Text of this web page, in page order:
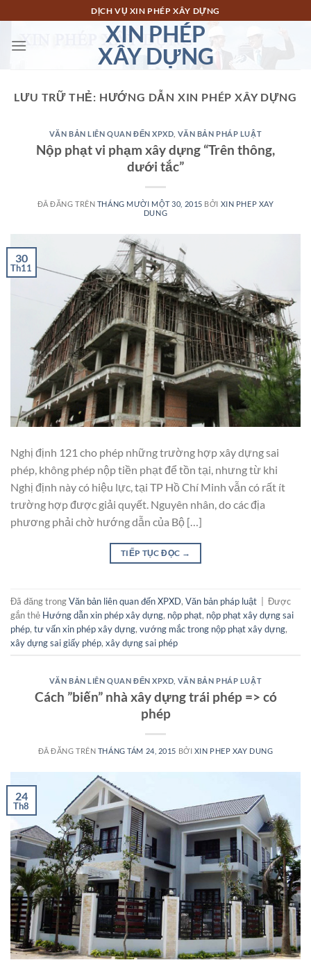
đến
nội
DỊCH VỤ XIN PHÉP XÂY DỰNG
XIN PHÉP
XÂY DỰNG
LƯU TRỮ THẺ: HƯỚNG DẪN XIN PHÉP XÂY DỰNG
VĂN BẢN LIÊN QUAN ĐẾN XPXD VĂN BẢN PHÁP LUẬT
Nộp phạt vi phạm xây dựng “Trên thông,
dưới tắc”
ĐÃ ĐĂNG TRÊN THÁNG MƯỜI MỘT 30, 2015 BỞI XIN PHEP XAY
DUNG
30
Th11
Nghị định 121 cho phép những trường hợp xây dựng sai
phép, không phép nộp tiền phạt để tồn tại, nhưng từ khi
Nghị định này có hiệu lực, tại TP Hồ Chí Minh vẫn có rất ít
trường hợp được giải quyết. Nguyên nhân, do các địa
phương phải chờ hướng dẫn của Bộ […]
TIẾP TỤC ĐỌC →
Đã đăng trongVăn bản liên quan đến XPXD, Văn bản pháp luật
Được
gắn thẻ Hướng dẫn xin phép xây dựng, nộp phạt, nộp phạt xây dựng sai
phép, tư vấn xin phép xây dựng, vướng mắc trong nộp phạt xây dựng,
xây dựng sai giấy phép, xây dựng sai phép
VĂN BẢN LIÊN QUAN ĐẾN XPXD VĂN BẢN PHÁP LUẬT
Cách ”biến” nhà xây dựng trái phép => có
phép
ĐÃ ĐĂNG TRÊN THÁNG TÁM 24, 2015 BỞI XIN PHEP XAY DUNG
24
Th8